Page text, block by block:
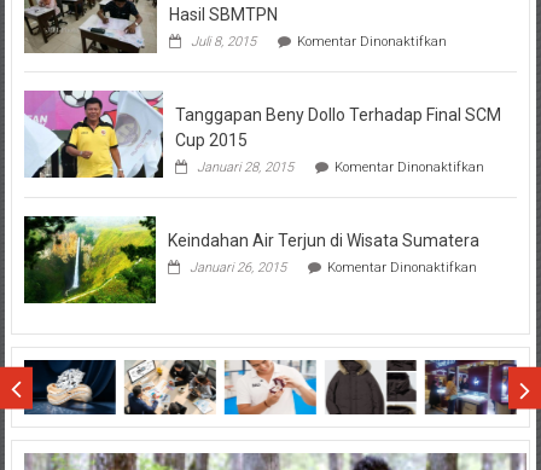
Hasil SBMTPN
Juli 8, 2015 Komentar Dinonaktifkanpada
Hal-
Penting
Hasil
Tanggapan Beny Dollo Terhadap Final SCM
Cup 2015
Januari 28, 2015 Komentar Dinonaktifkanpada
Beny
Keindahan Air Terjun di Wisata Sumatera
Januari 26, 2015 Komentar Dinonaktifkanpada
di
Wisata
Sumatera